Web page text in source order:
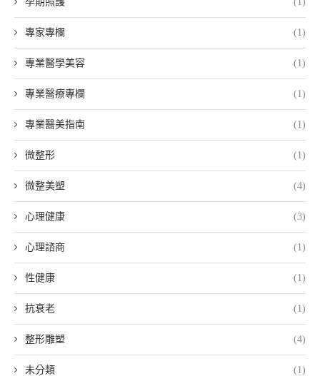
專家專欄 (1)
專業醫學美容 (1)
專業醫療專欄 (1)
專業醫美指南 (1)
微整形 (1)
微整美塑 (4)
心理健康 (3)
心理諮商 (1)
性健康 (1)
抗衰老 (1)
整形雕塑 (4)
未分類 (1)